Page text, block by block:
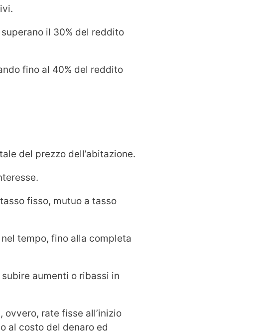
il 30% del reddito
fino al 40% del reddito
del prezzo dell’abitazione.
fisso, mutuo a tasso
tempo, fino alla completa
aumenti o ribassi in
rate fisse all’inizio
al costo del denaro ed